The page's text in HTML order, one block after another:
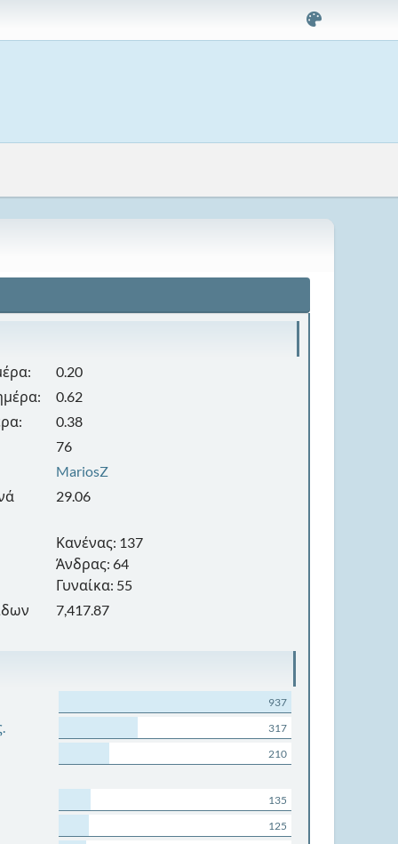
0.20
0.62
0.38
76
MariosZ
29.06
Κανένας: 137
Άνδρας: 64
Γυναίκα: 55
7,417.87
937
317
210
135
125